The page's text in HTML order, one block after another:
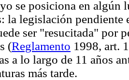
se posiciona en algún
la legislación pendiente
ser "resucitada" por
(Reglamento 1998, art.
a lo largo de 11 años
más tarde.